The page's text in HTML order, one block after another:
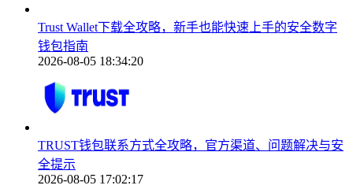
Trust Wallet下载全攻略，新手也能快速上手的安全数字
钱包指南
2026-08-05 18:34:20
TRUST钱包联系方式全攻略，官方渠道、问题解决与安
全提示
2026-08-05 17:02:17